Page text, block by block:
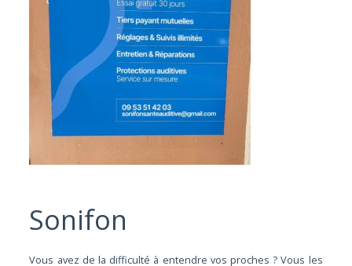
Sonifon
Vous avez de la difficulté à entendre vos proches ? Vous les